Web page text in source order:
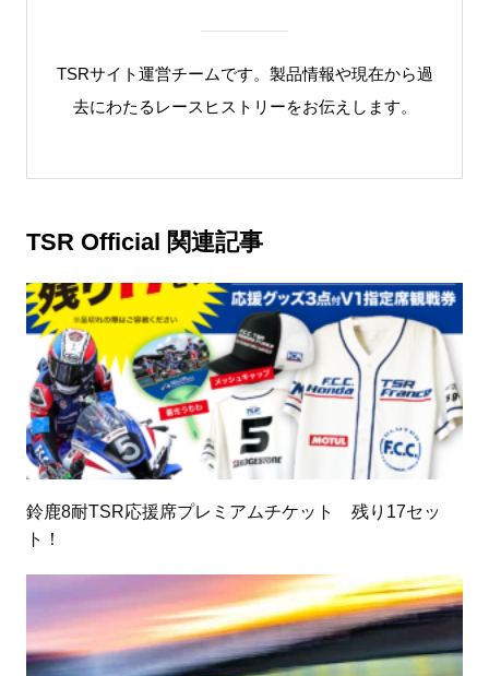
TSRサイト運営チームです。製品情報や現在から過
去にわたるレースヒストリーをお伝えします。
TSR Official 関連記事
鈴鹿8耐TSR応援席プレミアムチケット 残り17セッ
ト！